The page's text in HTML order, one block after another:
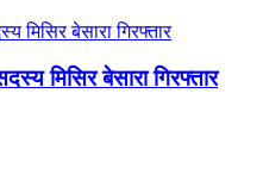
मिसिर बेसारा गिरफ्तार